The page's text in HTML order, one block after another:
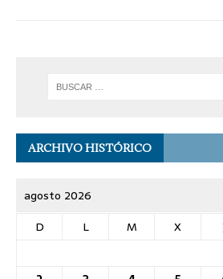
ARCHIVO HISTÓRICO
agosto 2026
D
L M X